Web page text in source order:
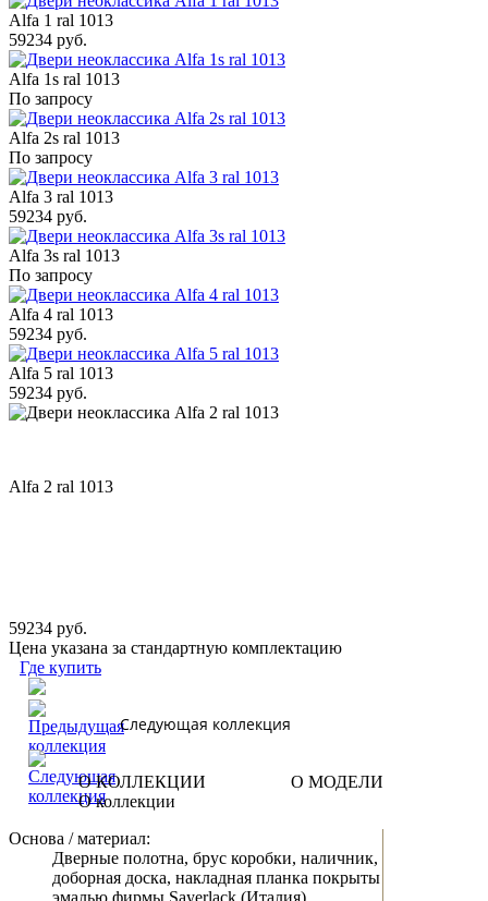
Alfa 1 ral 1013
59234 руб.
Alfa 1s ral 1013
По запросу
Alfa 2s ral 1013
По запросу
Alfa 3 ral 1013
59234 руб.
Alfa 3s ral 1013
По запросу
Alfa 4 ral 1013
59234 руб.
Alfa 5 ral 1013
59234 руб.
Alfa 2 ral 1013
59234 руб.
Цена указана за стандартную комплектацию
Где купить
Следующая коллекция
О КОЛЛЕКЦИИ
О МОДЕЛИ
О коллекции
Основа / материал:
Дверные полотна, брус коробки, наличник,
доборная доска, накладная планка покрыты
эмалью фирмы Sayerlack (Италия).